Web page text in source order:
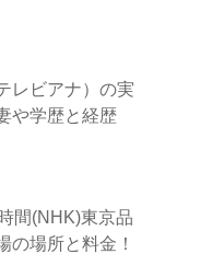
レビアナ）の実
や学歴と経歴
間(NHK)東京品
の場所と料金！